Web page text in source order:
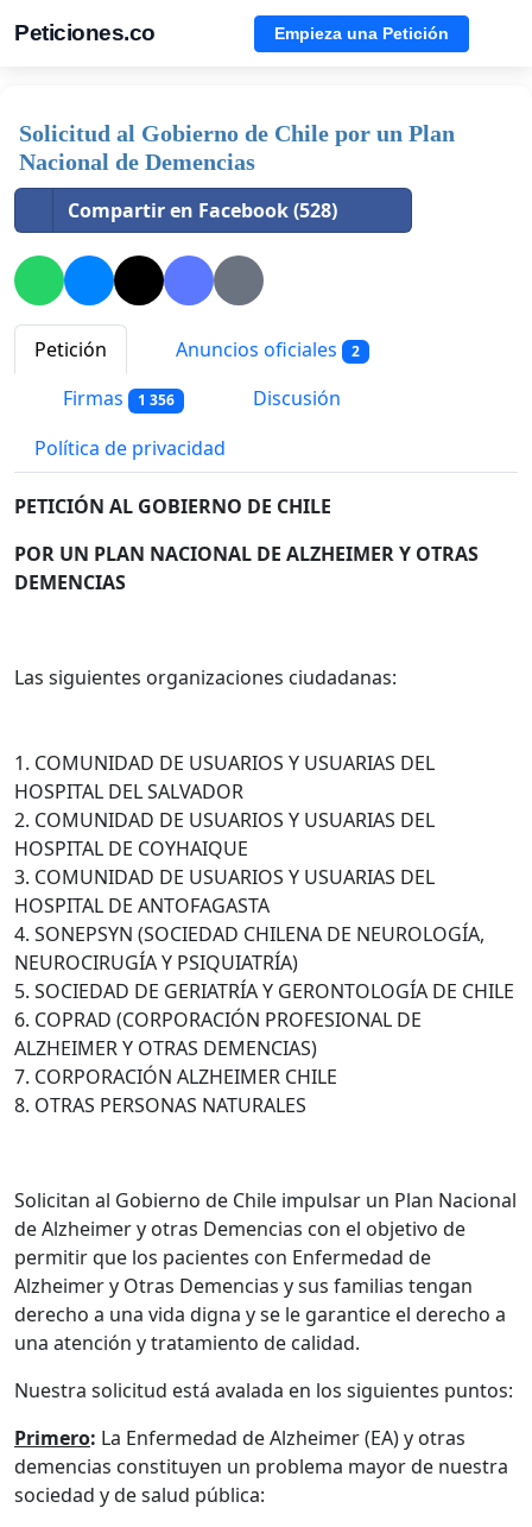
Peticiones.co Empieza una Petición
Solicitud al Gobierno de Chile por un Plan
Nacional de Demencias
Compartir en Facebook (528)
Petición Anuncios oficiales 2
Firmas 1 356
Discusión
Política de privacidad
PETICIÓN AL GOBIERNO DE CHILE
POR UN PLAN NACIONAL DE ALZHEIMER Y OTRAS
DEMENCIAS
Las siguientes organizaciones ciudadanas:
1. COMUNIDAD DE USUARIOS Y USUARIAS DEL
HOSPITAL DEL SALVADOR
2. COMUNIDAD DE USUARIOS Y USUARIAS DEL
HOSPITAL DE COYHAIQUE
3. COMUNIDAD DE USUARIOS Y USUARIAS DEL
HOSPITAL DE ANTOFAGASTA
4. SONEPSYN (SOCIEDAD CHILENA DE NEUROLOGÍA,
NEUROCIRUGÍA Y PSIQUIATRÍA)
5. SOCIEDAD DE GERIATRÍA Y GERONTOLOGÍA DE CHILE
6. COPRAD (CORPORACIÓN PROFESIONAL DE
ALZHEIMER Y OTRAS DEMENCIAS)
7. CORPORACIÓN ALZHEIMER CHILE
8. OTRAS PERSONAS NATURALES
Solicitan al Gobierno de Chile impulsar un Plan Nacional
de Alzheimer y otras Demencias con el objetivo de
permitir que los pacientes con Enfermedad de
Alzheimer y Otras Demencias y sus familias tengan
derecho a una vida digna y se le garantice el derecho a
una atención y tratamiento de calidad.
Nuestra solicitud está avalada en los siguientes puntos:
Primero: La Enfermedad de Alzheimer (EA) y otras
demencias constituyen un problema mayor de nuestra
sociedad y de salud pública: